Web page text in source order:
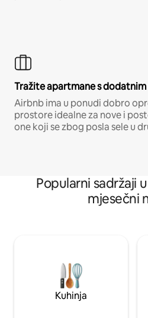
Tražite apartmane s dodatnim
Airbnb ima u ponudi dobro
prostore idealne za nove i
one koji se zbog posla sele u
Popularni sadržaji
mjesečni
Kuhinja